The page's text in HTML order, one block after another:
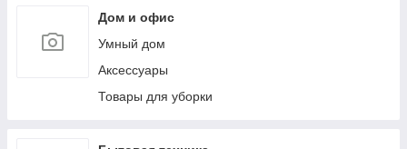
Бумажная продукция
Папки для хранения и сортировки документов
Степлеры и Дыроколы
Канцелярские ножи и ножницы
Дом и офис
Умный дом
Аксессуары
Товары для уборки